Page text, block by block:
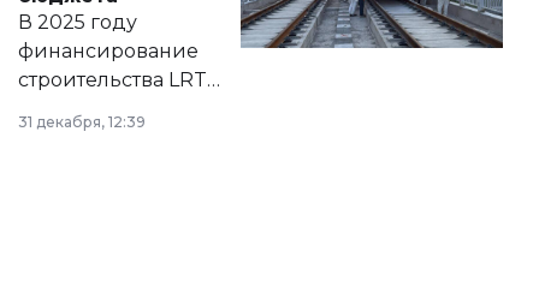
на сайте маслихат
города.
В 2025 году
финансирование
строительства LRT
в Астане из
республиканского
31 декабря, 12:39